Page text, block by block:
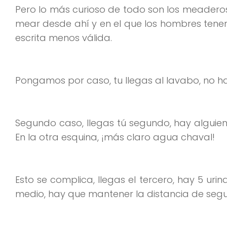
Pero lo más curioso de todo son los
mear desde ahí y en el que los hombres
escrita menos válida.
Pongamos por caso, tu llegas al lavabo, no
Segundo caso, llegas tú segundo, hay
En la otra esquina, ¡más claro agua chaval!
Esto se complica, llegas el tercero, hay 5
medio, hay que mantener la distancia de